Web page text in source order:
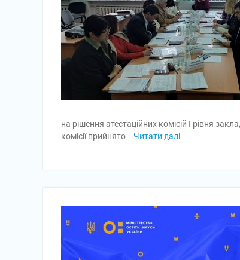
на рішення атестаційних комісій І рівня
комісії прийнято
Читати далі